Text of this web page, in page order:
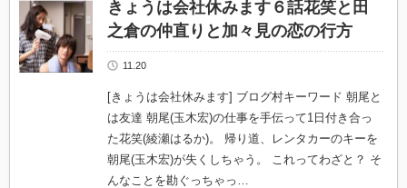
きょうは会社休みます６話花笑と田
之倉の仲直りと加々見の恋の行方
11.20
[きょうは会社休みます] ブログ村キーワード 朝尾と
は友達 朝尾(玉木宏)の仕事を手伝って1日付き合っ
た花笑(綾瀬はるか)。 帰り道、レンタカーのキーを
朝尾(玉木宏)が失くしちゃう。 これってわざと？ そ
んなことを勘ぐっちゃっ…